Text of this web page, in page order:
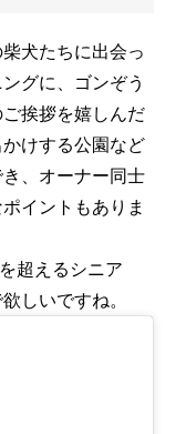
犬たちに出会っ
グに、ゴンぞう
挨拶を嬉しんだ
けする公園など
、オーナー同士
イントもありま
超えるシニア
しいですね。